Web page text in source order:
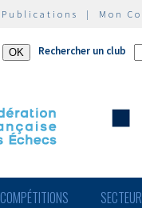
Publications | Mon
Rechercher un club
COMPÉTITIONS